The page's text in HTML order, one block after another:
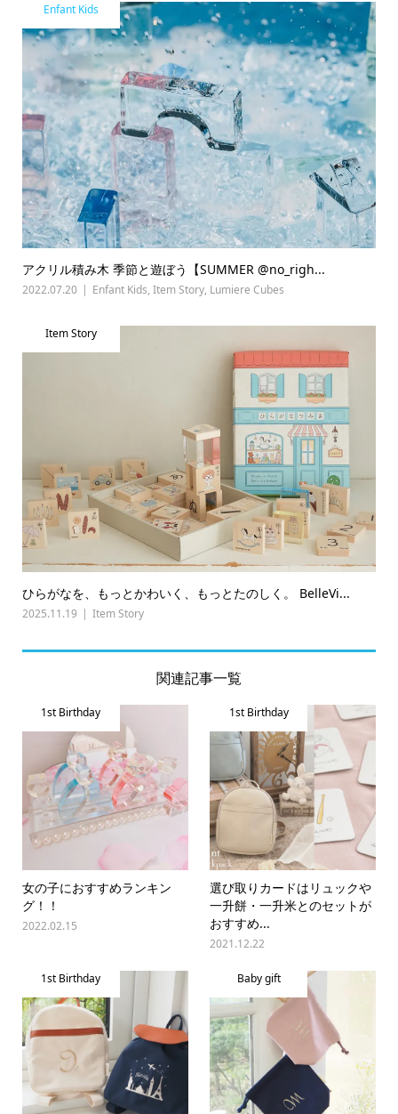
Enfant Kids
アクリル積み木 季節と遊ぼう【SUMMER @no_righ...
2022.07.20 Enfant Kids, Item Story, Lumiere Cubes
Item Story
ひらがなを、もっとかわいく、もっとたのしく。 BelleVi...
2025.11.19 Item Story
関連記事一覧
1st Birthday
女の子におすすめランキン
グ！！
2022.02.15
1st Birthday
選び取りカードはリュックや
一升餅・一升米とのセットが
おすすめ...
2021.12.22
1st Birthday Baby gift